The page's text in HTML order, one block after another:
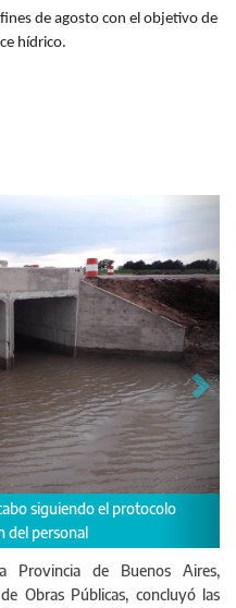
de agosto con el objetivo de
hídrico.
siguiendo el protocolo
Provincia de Buenos Aires,
Obras Públicas, concluyó las